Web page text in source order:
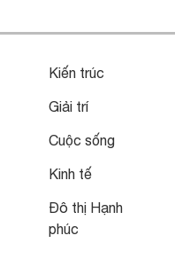
Kiến trúc
Giải trí
Cuộc sống
Kinh tế
Đô thị Hạnh
phúc